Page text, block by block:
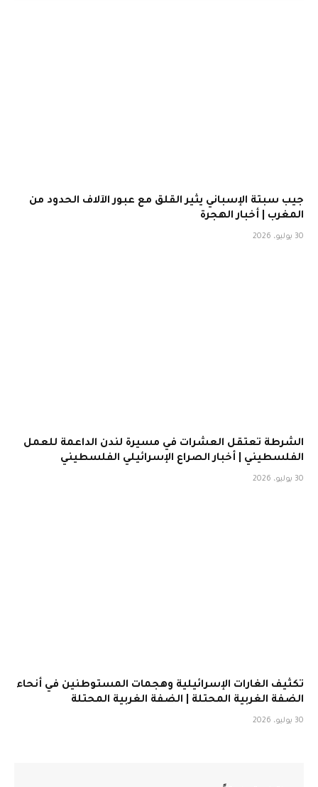
جيب سبتة الإسباني يثير القلق مع عبور الآلاف الحدود من
المغرب | أخبار الهجرة
30 يوليو، 2026
الشرطة تعتقل العشرات في مسيرة لندن الداعمة للعمل
الفلسطيني | أخبار الصراع الإسرائيلي الفلسطيني
30 يوليو، 2026
تكثيف الغارات الإسرائيلية وهجمات المستوطنين في أنحاء
الضفة الغربية المحتلة | الضفة الغربية المحتلة
30 يوليو، 2026